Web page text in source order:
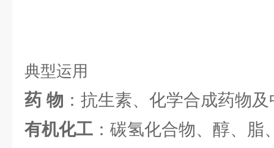
典型运用
药 物 ：抗生素、化学合成药物
有机化工 ：碳氢化合物、醇、脂